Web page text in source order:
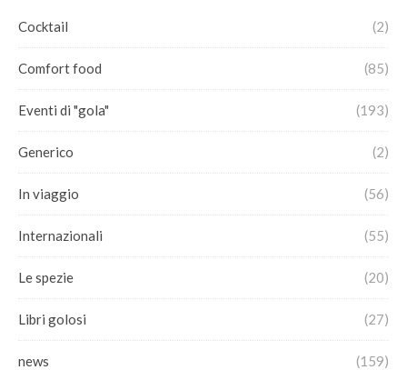
Cocktail (2)
Comfort food (85)
Eventi di "gola" (193)
Generico (2)
In viaggio (56)
Internazionali (55)
Le spezie (20)
Libri golosi (27)
news (159)